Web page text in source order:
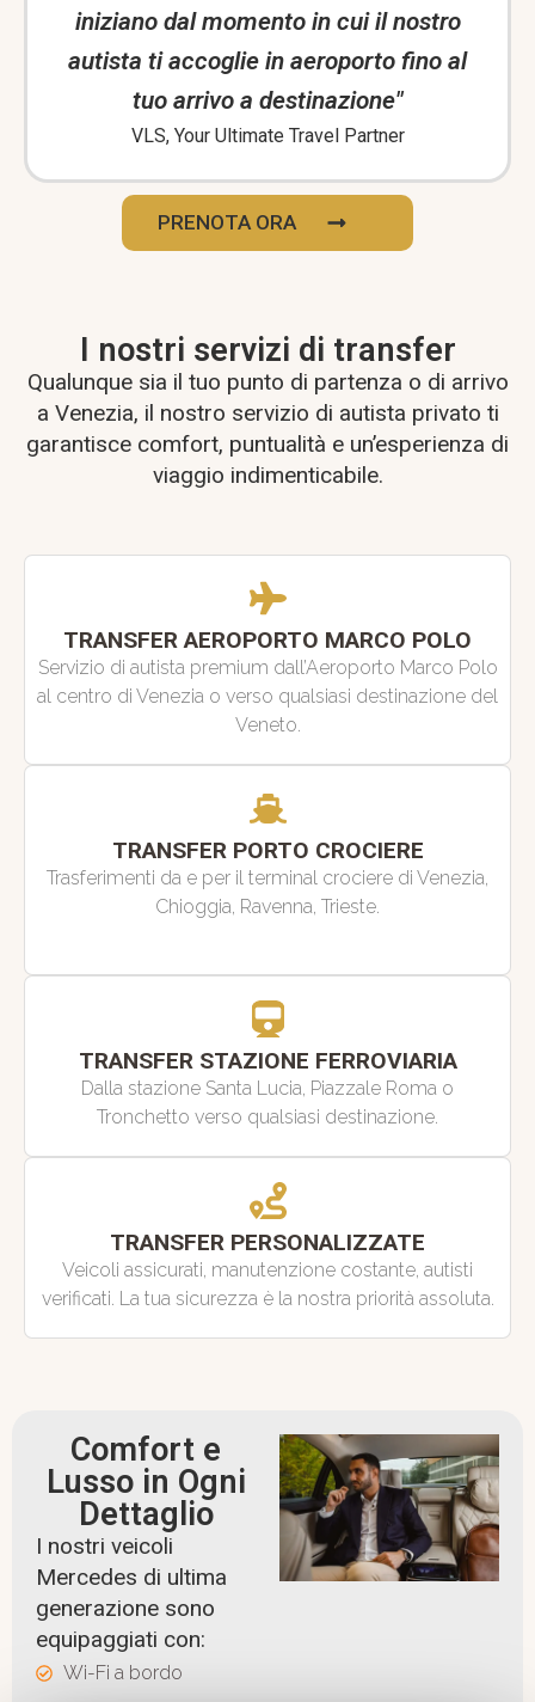
iniziano dal momento in cui il nostro
autista ti accoglie in aeroporto fino al
tuo arrivo a destinazione"
VLS, Your Ultimate Travel Partner
PRENOTA ORA
I nostri servizi di transfer
Qualunque sia il tuo punto di partenza o di arrivo
a Venezia, il nostro servizio di autista privato ti
garantisce comfort, puntualità e un’esperienza di
viaggio indimenticabile.
TRANSFER AEROPORTO MARCO POLO
Servizio di autista premium dall’Aeroporto Marco Polo
al centro di Venezia o verso qualsiasi destinazione del
Veneto.
TRANSFER PORTO CROCIERE
Trasferimenti da e per il terminal crociere di Venezia,
Chioggia, Ravenna, Trieste.
TRANSFER STAZIONE FERROVIARIA
Dalla stazione Santa Lucia, Piazzale Roma o
Tronchetto verso qualsiasi destinazione.
TRANSFER PERSONALIZZATE
Veicoli assicurati, manutenzione costante, autisti
verificati. La tua sicurezza è la nostra priorità assoluta.
Comfort e
Lusso in Ogni
Dettaglio
I nostri veicoli
Mercedes di ultima
generazione sono
equipaggiati con:
Wi-Fi a bordo